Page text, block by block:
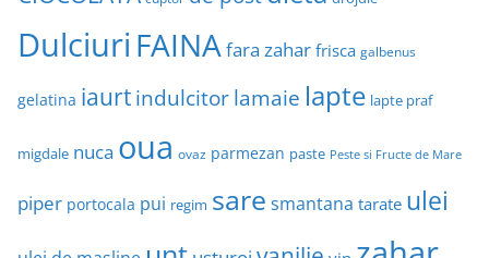
Dulciuri FAINAfara zahar frisca galbenus
gelatina iaurtindulcitorlamaie lapte lapte praf
migdale nuca oua ovaz parmezan paste Peste si Fructe de Mare
piper portocala pui regim sare smantana tarate ulei